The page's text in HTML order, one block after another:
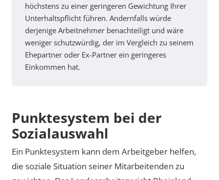
höchstens zu einer geringeren Gewichtung Ihrer
Unterhaltspflicht führen. Andernfalls würde
derjenige Arbeitnehmer benachteiligt und wäre
weniger schutzwürdig, der im Vergleich zu seinem
Ehepartner oder Ex-Partner ein geringeres
Einkommen hat.
Punktesystem bei der
Sozialauswahl
Ein Punktesystem kann dem Arbeitgeber helfen,
die soziale Situation seiner Mitarbeitenden zu